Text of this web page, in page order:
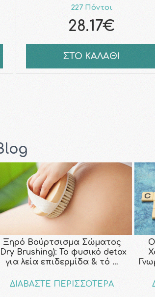
227 Πόντοι
28.17€
ΣΤΟ ΚΑΛΑΘΙ
Ξηρό Βούρτσισμα Σώματος
Brushing): Το φυσικό detox
για λεία επιδερμίδα & τό …
ΔΙΑΒΑΣΤΕ ΠΕΡΙΣΣΟΤΕΡΑ